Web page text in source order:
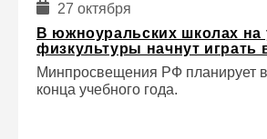
27 октября
В южноуральских школах на
физкультуры начнут играть
Минпросвещения РФ планирует
конца учебного года.